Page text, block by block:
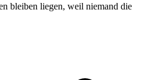
bleiben liegen, weil niemand die